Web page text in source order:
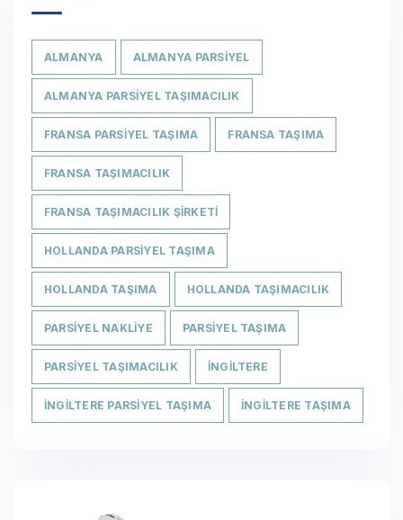
ALMANYA ALMANYA PARSIYEL
ALMANYA PARSIYEL TAŞIMACILIK
FRANSA PARSIYEL TAŞIMA FRANSA TAŞIMA
FRANSA TAŞIMACILIK
FRANSA TAŞIMACILIK ŞIRKETI
HOLLANDA PARSIYEL TAŞIMA
HOLLANDA TAŞIMA HOLLANDA TAŞIMACILIK
PARSIYEL NAKLIYE PARSIYEL TAŞIMA
PARSIYEL TAŞIMACILIK İNGILTERE
İNGILTERE PARSIYEL TAŞIMA İNGILTERE TAŞIMA